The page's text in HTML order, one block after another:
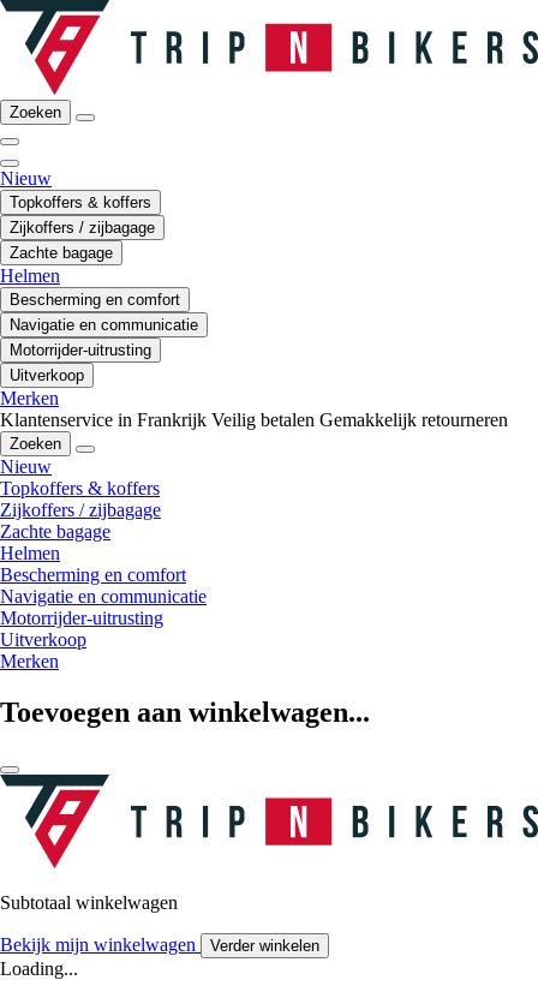
Zoeken
Nieuw
Topkoffers & koffers
Zijkoffers / zijbagage
Zachte bagage
Helmen
Bescherming en comfort
Navigatie en communicatie
Motorrijder-uitrusting
Uitverkoop
Merken
Klantenservice in Frankrijk Veilig betalen Gemakkelijk retourneren
Zoeken
Nieuw
Topkoffers & koffers
Zijkoffers / zijbagage
Zachte bagage
Helmen
Bescherming en comfort
Navigatie en communicatie
Motorrijder-uitrusting
Uitverkoop
Merken
Toevoegen aan winkelwagen...
Subtotaal winkelwagen
Bekijk mijn winkelwagen Verder winkelen
Loading...